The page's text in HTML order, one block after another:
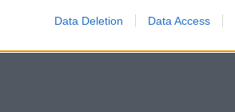
Data Deletion Data Access